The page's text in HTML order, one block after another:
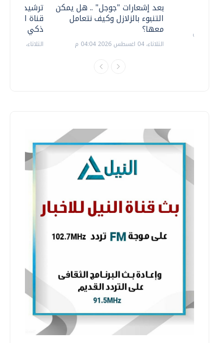
ترشيدا
قناة
ذكي
الثلاثاء، 14 يوليو 2026 06:11 م
بعد إشعارات "جوجل" .. هل يمكن
التنبوء بالزلازل وكيف نتعامل
معها؟
الثلاثاء، 04 اغسطس 2026 04:04 م